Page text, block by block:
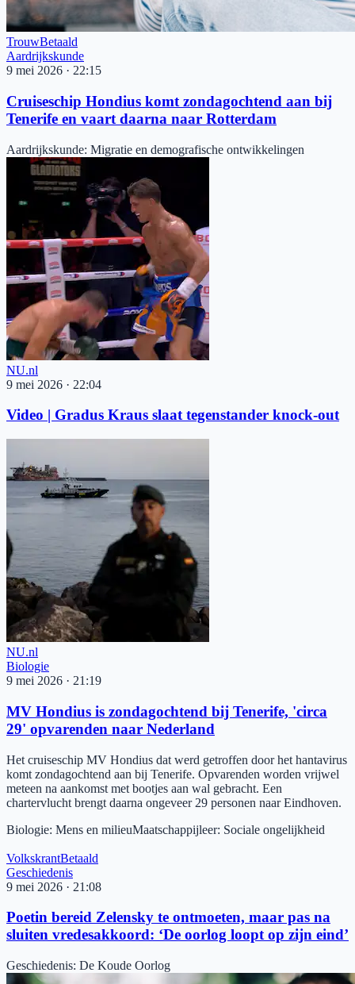
TrouwBetaald
Aardrijkskunde
9 mei 2026 · 22:15
Cruiseschip Hondius komt zondagochtend aan bij
Tenerife en vaart daarna naar Rotterdam
Aardrijkskunde: Migratie en demografische ontwikkelingen
NU.nl
9 mei 2026 · 22:04
Video | Gradus Kraus slaat tegenstander knock-out
NU.nl
Biologie
9 mei 2026 · 21:19
MV Hondius is zondagochtend bij Tenerife, 'circa
29' opvarenden naar Nederland
Het cruiseschip MV Hondius dat werd getroffen door het hantavirus
komt zondagochtend aan bij Tenerife. Opvarenden worden vrijwel
meteen na aankomst met bootjes aan wal gebracht. Een
chartervlucht brengt daarna ongeveer 29 personen naar Eindhoven.
Biologie: Mens en milieuMaatschappijleer: Sociale ongelijkheid
VolkskrantBetaald
Geschiedenis
9 mei 2026 · 21:08
Poetin bereid Zelensky te ontmoeten, maar pas na
sluiten vredesakkoord: ‘De oorlog loopt op zijn eind’
Geschiedenis: De Koude Oorlog